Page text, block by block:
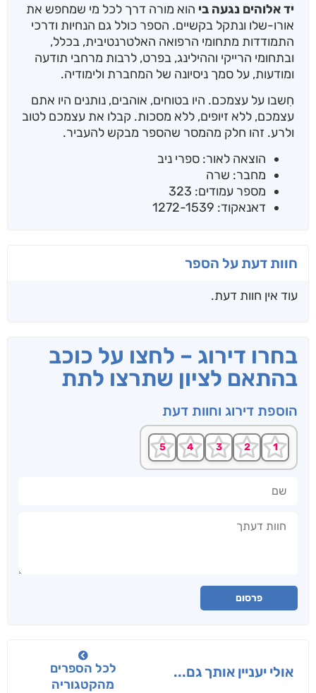
יד אלוהים נגעה בי הוא מורה דרך לכל מי שמחפש את
אורו-שלו ונתקל בקשיים. הספר כולל גם הנחיות ודרכי
התמודדות מתחומי הרפואה האלטרנטיבית, בכלל,
ובתחומי הרייקי וההילינג, בפרט, לרבות מרחבי תודעה
ומודעות, על סמך ניסיונה של המחברת ולימודיה.
חִשבו על עצמכם. היו בטוחים, אוהבים, נותנים היו אתם
עצמכם, ללא זיופים, ללא מסכות. קבלו את עצמכם לטוב
ולרע. זהו חלק מהמסר שהספר מבקש להעביר.
הוצאה לאור: ספרי ניב
מחבר: שרה
מספר עמודים: 323
דאנאקוד: 1272-1539
חוות דעת על הספר
עוד אין חוות דעת.
בחרו דירוג – לחצו על כוכב
בהתאם לציון שתרצו לתת
הוספת דירוג וחוות דעת
פרסום
אולי יעניין אותך גם...
לכל הספרים
מהקטגוריה